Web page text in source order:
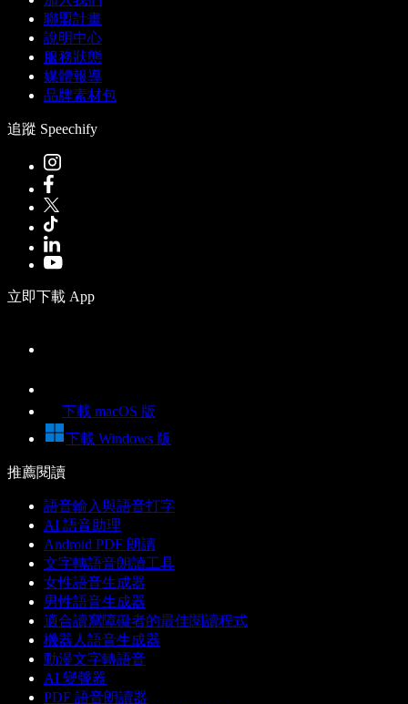
聯盟計畫
說明中心
服務狀態
媒體報導
品牌素材包
追蹤 Speechify
立即下載 App
下載 macOS 版
下載 Windows 版
推薦閱讀
語音輸入與語音打字
AI 語音助理
Android PDF 朗讀
文字轉語音朗讀工具
女性語音生成器
男性語音生成器
適合讀寫障礙者的最佳閱讀程式
機器人語音生成器
動漫文字轉語音
AI 變聲器
PDF 語音朗讀器